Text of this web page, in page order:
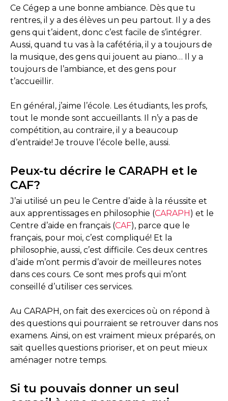
Ce Cégep a une bonne ambiance. Dès que tu
rentres, il y a des élèves un peu partout. Il y a des
gens qui t’aident, donc c’est facile de s’intégrer.
Aussi, quand tu vas à la cafétéria, il y a toujours de
la musique, des gens qui jouent au piano… Il y a
toujours de l’ambiance, et des gens pour
t’accueillir.
En général, j’aime l’école. Les étudiants, les profs,
tout le monde sont accueillants. Il n’y a pas de
compétition, au contraire, il y a beaucoup
d’entraide! Je trouve l’école belle, aussi.
Peux-tu décrire le CARAPH et le
CAF?
J’ai utilisé un peu le Centre d’aide à la réussite et
aux apprentissages en philosophie (CARAPH) et le
Centre d’aide en français (CAF), parce que le
français, pour moi, c’est compliqué! Et la
philosophie, aussi, c’est difficile. Ces deux centres
d’aide m’ont permis d’avoir de meilleures notes
dans ces cours. Ce sont mes profs qui m’ont
conseillé d’utiliser ces services.
Au CARAPH, on fait des exercices où on répond à
des questions qui pourraient se retrouver dans nos
examens. Ainsi, on est vraiment mieux préparés, on
sait quelles questions prioriser, et on peut mieux
aménager notre temps.
Si tu pouvais donner un seul